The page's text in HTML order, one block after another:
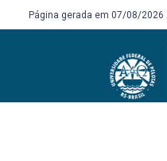
Página gerada em 07/08/